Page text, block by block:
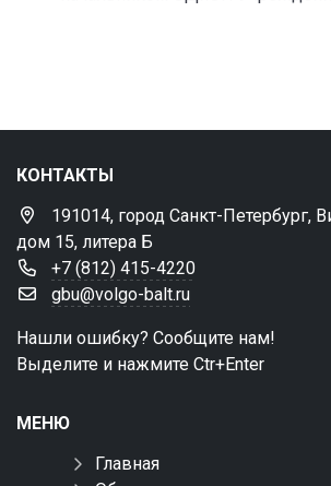
КОНТАКТЫ
191014, город Санкт-Петербург,
дом 15, литера Б
+7 (812) 415-4220
gbu@volgo-balt.ru
Нашли ошибку? Сообщите нам!
Выделите и нажмите Ctr+Enter
МЕНЮ
Главная